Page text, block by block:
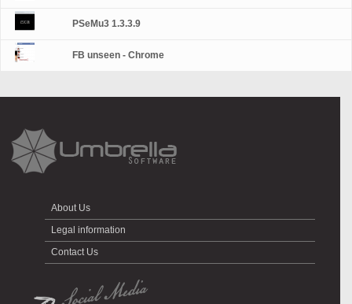
PSeMu3 1.3.3.9
FB unseen - Chrome
About Us
Legal information
Contact Us